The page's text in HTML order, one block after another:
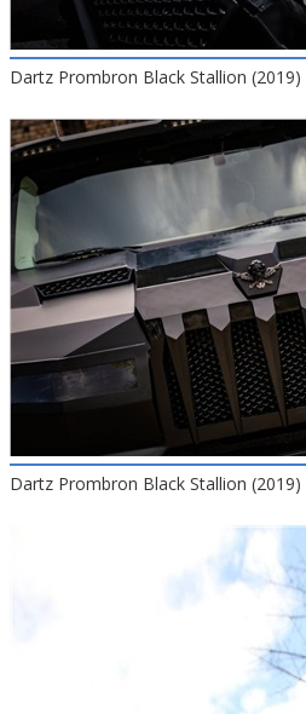
Dartz Prombron Black Stallion (2019)
Dartz Prombron Black Stallion (2019)